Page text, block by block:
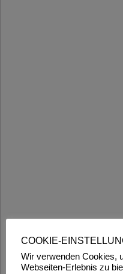
COOKIE-
Wir verwenden Cookies,
Webseiten-Erlebnis zu